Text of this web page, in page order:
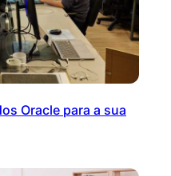
Oracle para a sua